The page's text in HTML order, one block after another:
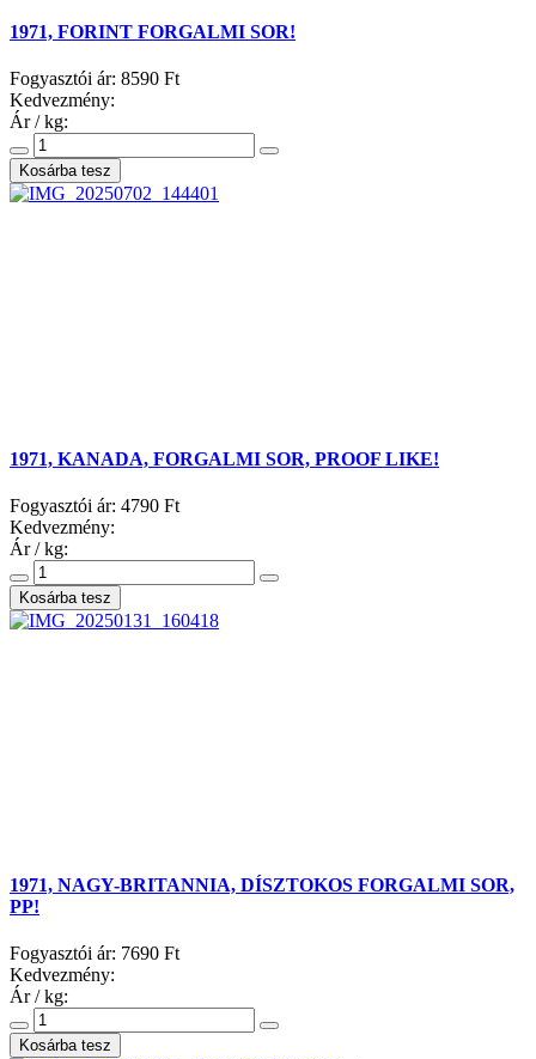
1971, FORINT FORGALMI SOR!
Fogyasztói ár: 8590 Ft
Kedvezmény:
Ár / kg:
1971, KANADA, FORGALMI SOR, PROOF LIKE!
Fogyasztói ár: 4790 Ft
Kedvezmény:
Ár / kg:
1971, NAGY-BRITANNIA, DÍSZTOKOS FORGALMI SOR,
PP!
Fogyasztói ár: 7690 Ft
Kedvezmény:
Ár / kg: